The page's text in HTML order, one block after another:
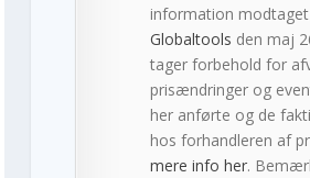
information
Globaltools den maj
tager forbehold for
prisændringer og
her anførte og de
hos forhandleren af
mere info her.